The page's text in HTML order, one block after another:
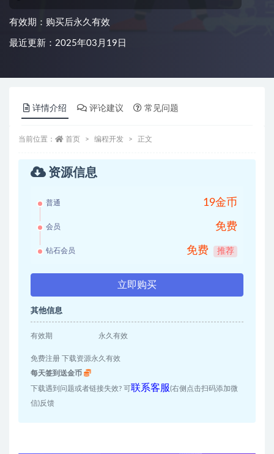
有效期：购买后永久有效
最近更新：2025年03月19日
详情介绍 评论建议 常见问题
当前位置： 首页 编程开发 正文
资源信息
普通 19金币
会员 免费
钻石会员 免费 推荐
立即购买
其他信息
有效期 永久有效
免费注册 下载资源永久有效
每天签到送金币
下载遇到问题或者链接失效? 可联系客服(右侧点击扫码添加微
信)反馈